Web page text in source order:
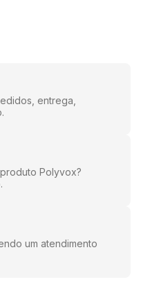
entrega,
Polyvox?
um atendimento